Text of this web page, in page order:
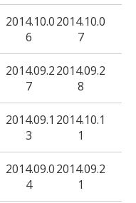
2014.10.0
6
2014.10.0
7
2014.09.2
7
2014.09.2
8
2014.09.1
3
2014.10.1
1
2014.09.0
4
2014.09.2
1